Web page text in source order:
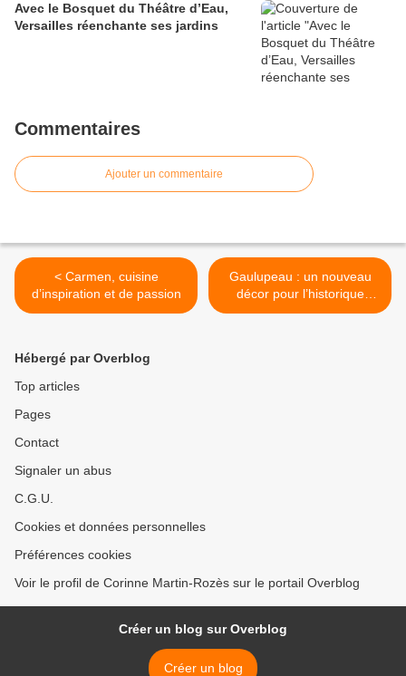
Avec le Bosquet du Théâtre d’Eau,
Versailles réenchante ses jardins
Commentaires
Ajouter un commentaire
< Carmen, cuisine
d’inspiration et de passion
Gaulupeau : un nouveau
décor pour l’historique
pâtisserie versaillaise >
Hébergé par Overblog
Top articles
Pages
Contact
Signaler un abus
C.G.U.
Cookies et données personnelles
Préférences cookies
Voir le profil de Corinne Martin-Rozès sur le portail Overblog
Créer un blog sur Overblog
Créer un blog